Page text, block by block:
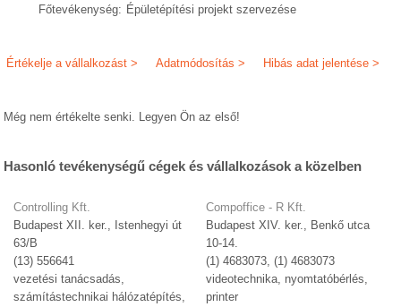
Főtevékenység: Épületépítési projekt szervezése
Hibás adat jelentése >
Adatmódosítás >
Értékelje a vállalkozást >
Még nem értékelte senki. Legyen Ön az első!
Hasonló tevékenységű cégek és vállalkozások a közelben
Controlling Kft.
Budapest XII. ker., Istenhegyi út
63/B
(13) 556641
vezetési tanácsadás,
számítástechnikai hálózatépítés,
Compoffice - R Kft.
Budapest XIV. ker., Benkő utca
10-14.
(1) 4683073, (1) 4683073
videotechnika, nyomtatóbérlés,
printer